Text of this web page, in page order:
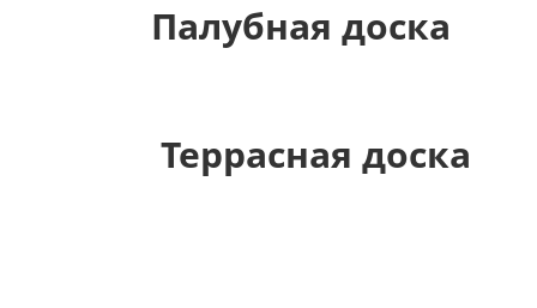
Палубная доска
Террасная доска